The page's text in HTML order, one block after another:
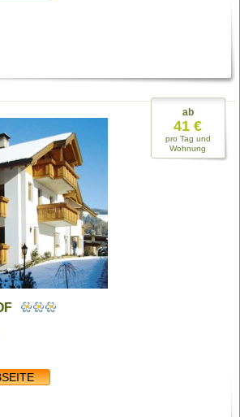
ab
41 €
pro Tag und
Wohnung